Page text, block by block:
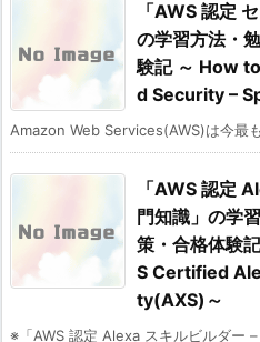
「AWS 認定
の学習方法・
験記 ～ How
d Security –
Amazon Web Services(AWS)は今最
「AWS 認定
門知識」の学
策・合格体験
S Certified
ty(AXS)～
※「AWS 認定 Alexa スキルビルダー